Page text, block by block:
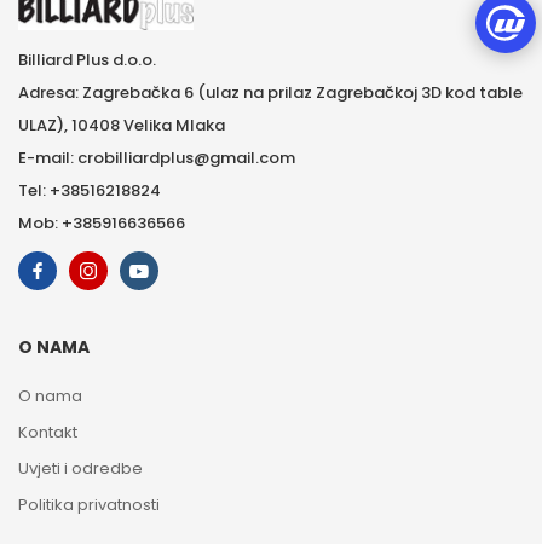
Billiard Plus d.o.o.
Adresa: Zagrebačka 6 (ulaz na prilaz Zagrebačkoj 3D kod table
ULAZ), 10408 Velika Mlaka
E-mail: crobilliardplus@gmail.com
Tel: +38516218824
Mob: +385916636566
O NAMA
O nama
Kontakt
Uvjeti i odredbe
Politika privatnosti